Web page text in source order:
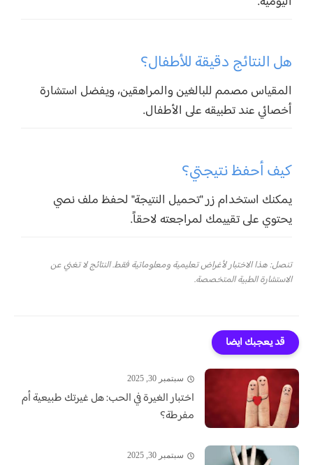
هل النتائج دقيقة للأطفال؟
المقياس مصمم للبالغين والمراهقين، ويفضل استشارة
أخصائي عند تطبيقه على الأطفال.
كيف أحفظ نتيجتي؟
يمكنك استخدام زر "تحميل النتيجة" لحفظ ملف نصي
يحتوي على تقييمك لمراجعته لاحقاً.
تنصل: هذا الاختبار لأغراض تعليمية ومعلوماتية فقط. النتائج لا تغني عن
الاستشارة الطبية المتخصصة.
قد يعجبك ايضا
سبتمبر 30, 2025
اختبار الغيرة في الحب: هل غيرتك طبيعية أم
مفرطة؟
سبتمبر 30, 2025